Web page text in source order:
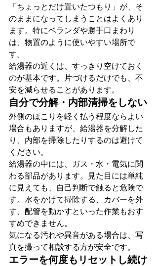
「ちょっとだけ置いたつもり」が、そ
のままになってしまうことはよくあり
ます。特にベランダや勝手口まわり
は、物置のように使いやすい場所で
す。
給湯器の近くは、すっきり空けておく
のが基本です。片づけるだけでも、不
安を減らせることがあります。
自分で分解・内部清掃をしない
外側のほこりを軽く払う程度ならよい
場合もありますが、給湯器を分解した
り、内部を掃除したりするのは避けて
ください。
給湯器の中には、ガス・水・電気に関
わる部品があります。見た目には単純
に見えても、自己判断で触ると危険で
す。水をかけて掃除する、カバーを外
す、配管を動かすといった作業もおす
すめできません。
気になる汚れや異音がある場合は、写
真を撮って相談する方が安全です。
エラーを何度もリセットし続け